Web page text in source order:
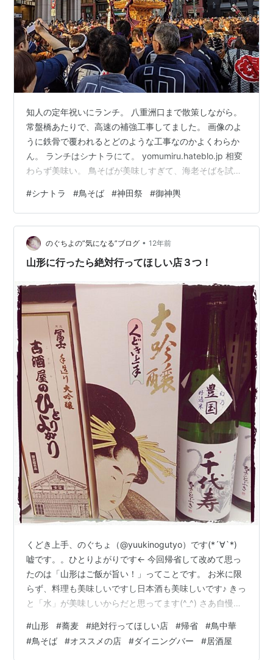
知人の定年祝いにランチ。 八重洲口まで散策しながら。
常盤橋あたりで、高速の補強工事してました。 画像のよ
うに鉄骨で覆われるとどのような工事なのかよくわらか
ん。 ランチはシナトラにて。 yomumiru.hateblo.jp 相変
わらず美味い。 鳥そばが美味しすぎて、海老そばを試す
みます。薬味も絶妙。 でも、きっと海老そばも美味しい
のだろう。。困った。。 帰りは日本橋方面へ。 三越付近
で、お神輿発見。神田祭ですね。 ちょうど間近をお神輿
が通過。 金色が夕日で光って余計に綺麗でした。 ロープ
で誘導されながら部分的に賑わってました。 現代風なお
#シナトラ #鳥そば #神田祭 #御神輿
のぐちよの”気になる”ブログ • 12年前
山形に行ったら絶対行ってほしい店３つ！
くどき上手、のぐちょ（@yuukinogutyo）です(*´∀`*)
嘘です。。ひとりよがりです← 今回帰省して改めて思っ
たのは「山形はご飯が旨い！」ってことです。 お米に限
らず、料理も美味しいですし日本酒も美味しいです♪ きっ
と「水」が美味しいからだと思ってます(^_^) さあ自慢し
をご紹介します♪ 寿々喜そば屋 寿々喜そば屋 関連ランキ
ング：そば（蕎麦） | 漆山駅 ここの名物は２つ！「鳥中
#山形 #蕎麦 #絶対行ってほしい店 #帰省 #鳥中華
#鳥そば #オススメの店 #ダイニングバー #居酒屋